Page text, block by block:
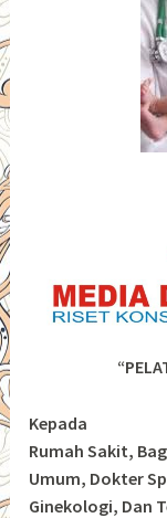
Kepada
Rumah Sakit,
Umum, Dokter
Ginekologi, Dan